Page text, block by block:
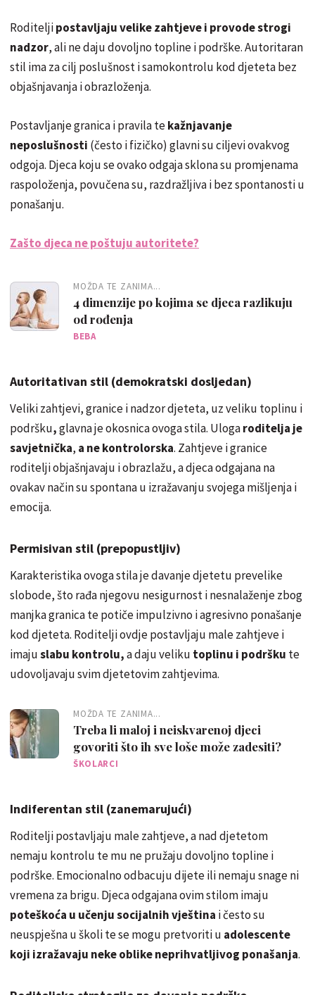
Roditeljipostavljaju velike zahtjeve i provode strogi
nadzor, ali ne daju dovoljno topline i podrške. Autoritaran
stil ima za cilj poslušnost i samokontrolu kod djeteta bez
objašnjavanja i obrazloženja.
Postavljanje granica i pravila tekažnjavanje
neposlušnosti (često i fizičko) glavni su ciljevi ovakvog
odgoja. Djeca koju se ovako odgaja sklona su promjenama
raspoloženja, povučena su, razdražljiva i bez spontanosti u
ponašanju.
Zašto djeca ne poštuju autoritete?
MOŽDA TE ZANIMA...
4 dimenzije po kojima se djeca razlikuju
od rođenja
BEBA
Autoritativan stil (demokratski dosljedan)
Veliki zahtjevi, granice i nadzor djeteta, uz veliku toplinu i
podršku,glavna je okosnica ovoga stila. Ulogaroditelja je
savjetnička, a ne kontrolorska. Zahtjeve i granice
roditelji objašnjavaju i obrazlažu, a djeca odgajana na
ovakav način su spontana u izražavanju svojega mišljenja i
emocija.
Permisivan stil (prepopustljiv)
Karakteristika ovoga stila je davanje djetetu prevelike
slobode, što rađa njegovu nesigurnost i nesnalaženje zbog
manjka granica te potiče impulzivno i agresivno ponašanje
kod djeteta. Roditelji ovdje postavljaju male zahtjeve i
imajuslabu kontrolu,a daju veliku toplinu i podršku te
udovoljavaju svim djetetovim zahtjevima.
MOŽDA TE ZANIMA...
Treba li maloj i neiskvarenoj djeci
govoriti što ih sve loše može zadesiti?
ŠKOLARCI
Indiferentan stil (zanemarujući)
Roditelji postavljaju male zahtjeve, a nad djetetom
nemaju kontrolu te mu ne pružaju dovoljno topline i
podrške. Emocionalno odbacuju dijete ili nemaju snage ni
vremena za brigu. Djeca odgajana ovim stilom imaju
poteškoća u učenju socijalnih vještina i često su
neuspješna u školi te se mogu pretvoriti u adolescente
koji izražavaju neke oblike neprihvatljivog ponašanja.